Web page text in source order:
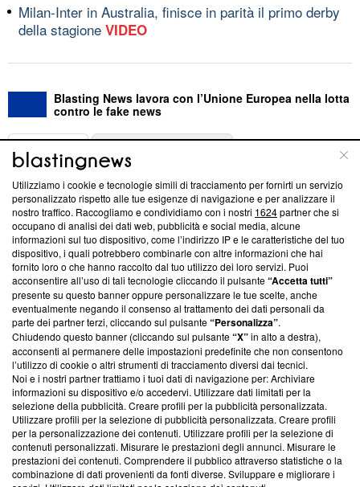
Milan-Inter in Australia, finisce in parità il primo derby
della stagione VIDEO
Blasting News lavora con l’Unione Europea nella lotta
contro le fake news
ABOUT
Questa sezione offre informazioni trasparenti su Blasting
News, sui nostri processi editoriali e su come ci impegniamo a
creare news di qualità. Inoltre, afferma la nostra aderenza a
‘Trust Project - News with Integrity’Blasting News non è
ancora membro del programma, ma ha richiesto di farne
parte; Trust Project non ha ancora effettuato una verifica di
conformità agli standard.
Su di noi
Team editoriale
Corporate
Redazione
Informativa Privacy
Cookie Policy
Utilizziamo i cookie e tecnologie simili di tracciamento per fornirti un servizio
personalizzato rispetto alle tue esigenze di navigazione e per analizzare il
nostro traffico. Raccogliamo e condividiamo con i nostri 1624partner che si
occupano di analisi dei dati web, pubblicità e social media, alcune
informazioni sul tuo dispositivo, come l’indirizzo IP e le caratteristiche del tuo
dispositivo, i quali potrebbero combinarle con altre informazioni che hai
fornito loro o che hanno raccolto dal tuo utilizzo dei loro servizi. Puoi
acconsentire all’uso di tali tecnologie cliccando il pulsante“Accetta tutti”
presente su questo banner oppure personalizzare le tue scelte, anche
eventualmente negando il consenso al trattamento dei dati personali da
parte dei partner terzi, cliccando sul pulsante“Personalizza”.
Chiudendo questo banner (cliccando sul pulsante“X”in alto a destra),
acconsenti al permanere delle impostazioni predefinite che non consentono
l’utilizzo di cookie o altri strumenti di tracciamento diversi dai tecnici.
Noi e i nostri partner trattiamo i tuoi dati di navigazione per: Archiviare
informazioni su dispositivo e/o accedervi. Utilizzare dati limitati per la
selezione della pubblicità. Creare profili per la pubblicità personalizzata.
Utilizzare profili per la selezione di pubblicità personalizzata. Creare profili
per la personalizzazione dei contenuti. Utilizzare profili per la selezione di
contenuti personalizzati. Misurare le prestazioni degli annunci. Misurare le
prestazioni dei contenuti. Comprendere il pubblico attraverso statistiche o la
combinazione di dati provenienti da fonti diverse. Sviluppare e migliorare i